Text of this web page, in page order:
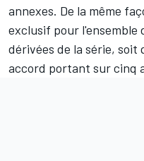
annexes. De la même
exclusif pour l'ensemble
dérivées de la série,
accord portant sur cinq